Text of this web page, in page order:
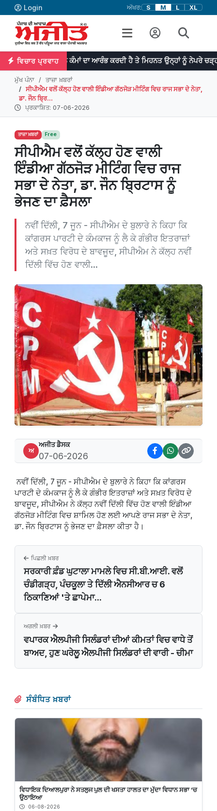
Login ਅੱਖਰ: S M L XL
ਵਿਚਾਰ ਪ੍ਰਵਾਹ
ਮਹਾਨ ਕੰਮਾਂ ਦਾ ਆਰੰਭ ਕਰਦੀ ਹੈ ਤੇ ਮਿਹਨਤ ਉਨ੍ਹਾਂ ਨੂੰ ਨੇਪਰੇ ਚੜ੍ਹਾਉਂਦੀ ਹੈ। -
ਮੁੱਖ ਪੰਨਾ
ਤਾਜ਼ਾ ਖ਼ਬਰਾਂ
ਸੀਪੀਐਮ ਵਲੋਂ ਕੱਲ੍ਹ ਹੋਣ ਵਾਲੀ ਇੰਡੀਆ ਗੱਠਜੋੜ ਮੀਟਿੰਗ ਵਿਚ ਰਾਜ ਸਭਾ ਦੇ ਨੇਤਾ,
ਡਾ. ਜੌਨ ਬ੍ਰਿ...
ਪ੍ਰਕਾਸ਼ਿਤ: 07-06-2026
ਤਾਜ਼ਾ ਖ਼ਬਰਾਂ Free
ਸੀਪੀਐਮ ਵਲੋਂ ਕੱਲ੍ਹ ਹੋਣ ਵਾਲੀ
ਇੰਡੀਆ ਗੱਠਜੋੜ ਮੀਟਿੰਗ ਵਿਚ ਰਾਜ
ਸਭਾ ਦੇ ਨੇਤਾ, ਡਾ. ਜੌਨ ਬ੍ਰਿਟਾਸ ਨੂੰ
ਭੇਜਣ ਦਾ ਫ਼ੈਸਲਾ
ਨਵੀਂ ਦਿੱਲੀ, 7 ਜੂਨ - ਸੀਪੀਐਮ ਦੇ ਬੁਲਾਰੇ ਨੇ ਕਿਹਾ ਕਿ
ਕਾਂਗਰਸ ਪਾਰਟੀ ਦੇ ਕੰਮਕਾਜ ਨੂੰ ਲੈ ਕੇ ਗੰਭੀਰ ਇਤਰਾਜ਼ਾਂ
ਅਤੇ ਸਖ਼ਤ ਵਿਰੋਧ ਦੇ ਬਾਵਜੂਦ, ਸੀਪੀਐਮ ਨੇ ਕੱਲ੍ਹ ਨਵੀਂ
ਦਿੱਲੀ ਵਿੱਚ ਹੋਣ ਵਾਲੀ...
ਅ
ਅਜੀਤ ਡੈਸਕ
07-06-2026
ਨਵੀਂ ਦਿੱਲੀ, 7 ਜੂਨ - ਸੀਪੀਐਮ ਦੇ ਬੁਲਾਰੇ ਨੇ ਕਿਹਾ ਕਿ ਕਾਂਗਰਸ
ਪਾਰਟੀ ਦੇ ਕੰਮਕਾਜ ਨੂੰ ਲੈ ਕੇ ਗੰਭੀਰ ਇਤਰਾਜ਼ਾਂ ਅਤੇ ਸਖ਼ਤ ਵਿਰੋਧ ਦੇ
ਬਾਵਜੂਦ, ਸੀਪੀਐਮ ਨੇ ਕੱਲ੍ਹ ਨਵੀਂ ਦਿੱਲੀ ਵਿੱਚ ਹੋਣ ਵਾਲੀ ਇੰਡੀਆ
ਗੱਠਜੋੜ ਮੀਟਿੰਗ ਵਿਚ ਸ਼ਾਮਿਲ ਹੋਣ ਲਈ ਆਪਣੇ ਰਾਜ ਸਭਾ ਦੇ ਨੇਤਾ,
ਡਾ. ਜੌਨ ਬ੍ਰਿਟਾਸ ਨੂੰ ਭੇਜਣ ਦਾ ਫ਼ੈਸਲਾ ਕੀਤਾ ਹੈ।
ਪਿਛਲੀ ਖ਼ਬਰ
ਸਰਕਾਰੀ ਫ਼ੰਡ ਘੁਟਾਲਾ ਮਾਮਲੇ ਵਿਚ ਸੀ.ਬੀ.ਆਈ. ਵਲੋਂ
ਚੰਡੀਗੜ੍ਹ, ਪੰਚਕੂਲਾ ਤੇ ਦਿੱਲੀ ਐਨਸੀਆਰ ਚ 6
ਠਿਕਾਣਿਆਂ 'ਤੇ ਛਾਪੇਮਾ...
ਅਗਲੀ ਖ਼ਬਰ
ਵਪਾਰਕ ਐਲਪੀਜੀ ਸਿਲੰਡਰਾਂ ਦੀਆਂ ਕੀਮਤਾਂ ਵਿਚ ਵਾਧੇ ਤੋਂ
ਬਾਅਦ, ਹੁਣ ਘਰੇਲੂ ਐਲਪੀਜੀ ਸਿਲੰਡਰਾਂ ਦੀ ਵਾਰੀ - ਚੀਮਾ
ਸੰਬੰਧਿਤ ਖ਼ਬਰਾਂ
ਵਿਧਾਇਕ ਦਿਆਲਪੁਰਾ ਨੇ ਸਤਲੁਜ ਪੁਲ ਦੀ ਖਸਤਾ ਹਾਲਤ ਦਾ ਮੁੱਦਾ ਵਿਧਾਨ ਸਭਾ ’ਚ
ਉਠਾਇਆ
06-08-2026